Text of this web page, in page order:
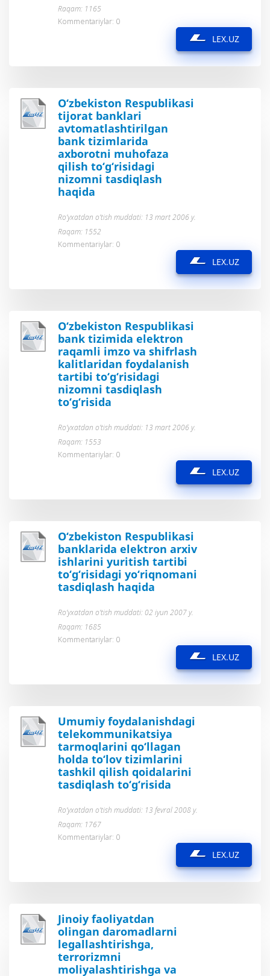
Raqam: 1165
Kommentariylar: 0
LEX.UZ
O‘zbekiston Respublikasi
tijorat banklari
avtomatlashtirilgan
bank tizimlarida
axborotni muhofaza
qilish to‘g‘risidagi
nizomni tasdiqlash
haqida
Ro’yxatdan o’tish muddati: 13 mart 2006 y.
Raqam: 1552
Kommentariylar: 0
LEX.UZ
O‘zbekiston Respublikasi
bank tizimida elektron
raqamli imzo va shifrlash
kalitlaridan foydalanish
tartibi to‘g‘risidagi
nizomni tasdiqlash
to‘g‘risida
Ro’yxatdan o’tish muddati: 13 mart 2006 y.
Raqam: 1553
Kommentariylar: 0
LEX.UZ
O‘zbekiston Respublikasi
banklarida elektron arxiv
ishlarini yuritish tartibi
to‘g‘risidagi yo‘riqnomani
tasdiqlash haqida
Ro’yxatdan o’tish muddati: 02 iyun 2007 y.
Raqam: 1685
Kommentariylar: 0
LEX.UZ
Umumiy foydalanishdagi
telekommunikatsiya
tarmoqlarini qo‘llagan
holda to‘lov tizimlarini
tashkil qilish qoidalarini
tasdiqlash to‘g‘risida
Ro’yxatdan o’tish muddati: 13 fevral 2008 y.
Raqam: 1767
Kommentariylar: 0
LEX.UZ
Jinoiy faoliyatdan
olingan daromadlarni
legallashtirishga,
terrorizmni
moliyalashtirishga va